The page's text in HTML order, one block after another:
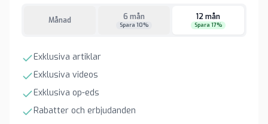
Månad 6 mån
Spara 10%
12 mån
Spara 17%
Exklusiva artiklar
Exklusiva videos
Exklusiva op-eds
Rabatter och erbjudanden